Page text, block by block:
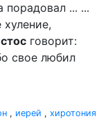
... ...
говорит:
свое любил
, иерей , хиротония